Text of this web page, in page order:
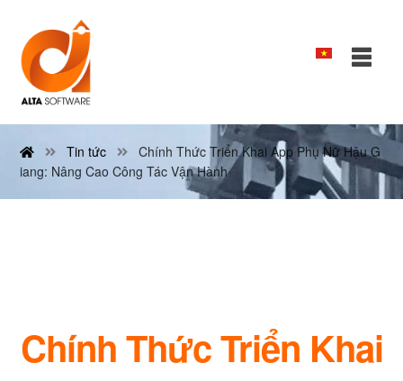
Tin tức
Chính Thức Triển Khai App Phụ Nữ Hậu G
iang: Nâng Cao Công Tác Vận Hành
Chính Thức Triển Khai